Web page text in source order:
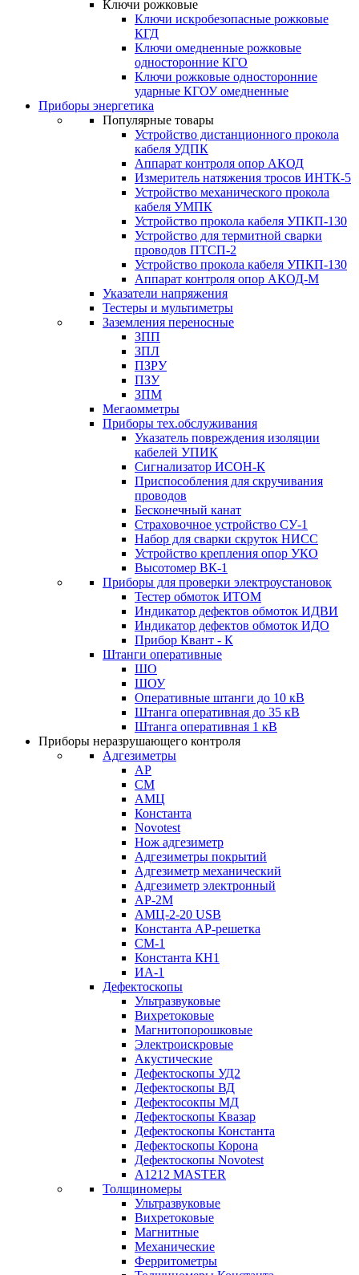
Ключи рожковые
Ключи искробезопасные рожковые
КГД
Ключи омедненные рожковые
односторонние КГО
Ключи рожковые односторонние
ударные КГОУ омедненные
Приборы энергетика
Популярные товары
Устройство дистанционного прокола
кабеля УДПК
Аппарат контроля опор АКОД
Измеритель натяжения тросов ИНТК-5
Устройство механического прокола
кабеля УМПК
Устройство прокола кабеля УПКП-130
Устройство для термитной сварки
проводов ПТСП-2
Устройство прокола кабеля УПКП-130
Аппарат контроля опор АКОД-М
Указатели напряжения
Тестеры и мультиметры
Заземления переносные
ЗПП
ЗПЛ
ПЗРУ
ПЗУ
ЗПМ
Мегаомметры
Приборы тех.обслуживания
Указатель повреждения изоляции
кабелей УПИК
Сигнализатор ИСОН-К
Приспособления для скручивания
проводов
Бесконечный канат
Страховочное устройство СУ-1
Набор для сварки скруток НИСС
Устройство крепления опор УКО
Высотомер ВК-1
Приборы для проверки электроустановок
Тестер обмоток ИТОМ
Индикатор дефектов обмоток ИДВИ
Индикатор дефектов обмоток ИДО
Прибор Квант - К
Штанги оперативные
ШО
ШОУ
Оперативные штанги до 10 кВ
Штанга оперативная до 35 кВ
Штанга оперативная 1 кВ
Приборы неразрушающего контроля
Адгезиметры
АР
СМ
АМЦ
Константа
Novotest
Нож адгезиметр
Адгезиметры покрытий
Адгезиметр механический
Адгезиметр электронный
АР-2М
АМЦ-2-20 USB
Константа АР-решетка
СМ-1
Константа КН1
ИА-1
Дефектоскопы
Ультразвуковые
Вихретоковые
Магнитопорошковые
Электроискровые
Акустические
Дефектоскопы УД2
Дефектоскопы ВД
Дефектосокпы МД
Дефектоскопы Квазар
Дефектоскопы Константа
Дефектоскопы Корона
Дефектоскопы Novotest
А1212 MASTER
Толщиномеры
Ультразвуковые
Вихретоковые
Магнитные
Механические
Ферритометры